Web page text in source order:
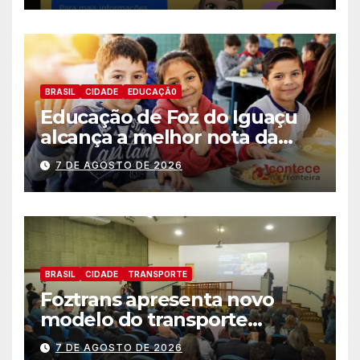
BRASIL CIDADE EDUCAÇÃ0
Educação de Foz do Iguaçu
alcança a melhor nota da
história no IDEB
7 DE AGOSTO DE 2026
BRASIL CIDADE TRANSPORTE
Foztrans apresenta novo
modelo do transporte
coletivo em audiência
7 DE AGOSTO DE 2026